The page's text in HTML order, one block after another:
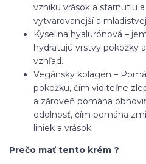
vzniku vrások a starnutiu
vytvarovanejší a
Kyselina hyalurónová –
hydratujú vrstvy pokožky
vzhľad.
Vegánsky kolagén –
pokožku, čím viditeľne
a zároveň pomáha
odolnosť, čím pomáha
liniek a vrások.
Prečo mať tento krém ?